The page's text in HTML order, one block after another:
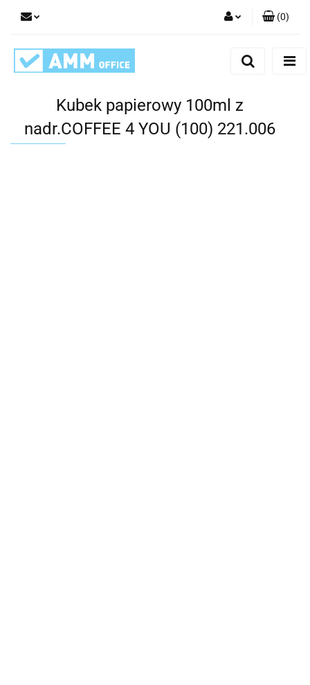
(0)
Kubek papierowy 100ml z
nadr.COFFEE 4 YOU (100) 221.006